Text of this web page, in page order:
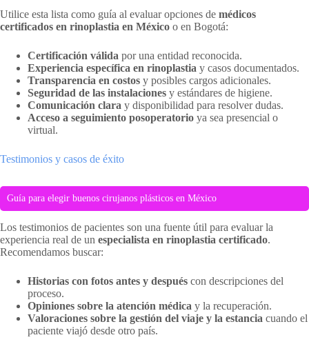
Utilice esta lista como guía al evaluar opciones de médicos
certificados en rinoplastia en México o en Bogotá:
Certificación válida por una entidad reconocida.
Experiencia específica en rinoplastia y casos documentados.
Transparencia en costos y posibles cargos adicionales.
Seguridad de las instalaciones y estándares de higiene.
Comunicación clara y disponibilidad para resolver dudas.
Acceso a seguimiento posoperatorio ya sea presencial o
virtual.
Testimonios y casos de éxito
Guía para elegir buenos cirujanos plásticos en México
Los testimonios de pacientes son una fuente útil para evaluar la
experiencia real de un especialista en rinoplastia certificado.
Recomendamos buscar:
Historias con fotos antes y después con descripciones del
proceso.
Opiniones sobre la atención médica y la recuperación.
Valoraciones sobre la gestión del viaje y la estancia cuando el
paciente viajó desde otro país.